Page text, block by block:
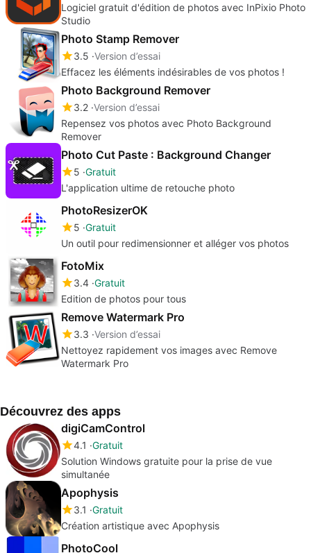
Logiciel gratuit d'édition de photos avec InPixio Photo
Studio
Photo Stamp Remover
3.5 Version d’essai
Effacez les éléments indésirables de vos photos !
Photo Background Remover
3.2 Version d’essai
Repensez vos photos avec Photo Background
Remover
Photo Cut Paste : Background Changer
5 Gratuit
L'application ultime de retouche photo
PhotoResizerOK
5 Gratuit
Un outil pour redimensionner et alléger vos photos
FotoMix
3.4 Gratuit
Edition de photos pour tous
Remove Watermark Pro
3.3 Version d’essai
Nettoyez rapidement vos images avec Remove
Watermark Pro
Découvrez des apps
digiCamControl
4.1 Gratuit
Solution Windows gratuite pour la prise de vue
simultanée
Apophysis
3.1 Gratuit
Création artistique avec Apophysis
PhotoCool